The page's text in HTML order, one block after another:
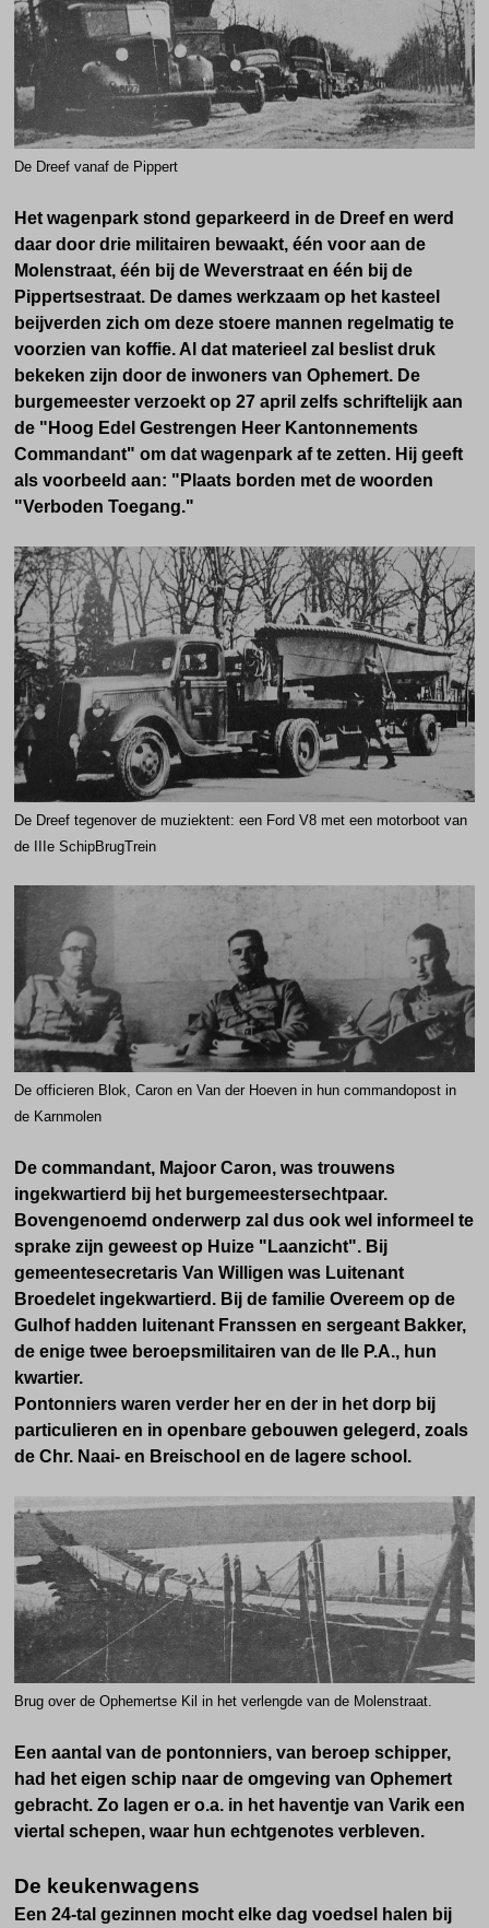
De Dreef vanaf de Pippert
Het wagenpark stond geparkeerd in de Dreef en werd
daar door drie militairen bewaakt, één voor aan de
Molenstraat, één bij de Weverstraat en één bij de
Pippertsestraat. De dames werkzaam op het kasteel
beijverden zich om deze stoere mannen regelmatig te
voorzien van koffie. Al dat materieel zal beslist druk
bekeken zijn door de inwoners van Ophemert. De
burgemeester verzoekt op 27 april zelfs schriftelijk aan
de "Hoog Edel Gestrengen Heer Kantonnements
Commandant" om dat wagenpark af te zetten. Hij geeft
als voorbeeld aan: "Plaats borden met de woorden
"Verboden Toegang."
De Dreef tegenover de muziektent: een Ford V8 met een motorboot van
de IIIe SchipBrugTrein
De officieren Blok, Caron en Van der Hoeven in hun commandopost in
de Karnmolen
De commandant, Majoor Caron, was trouwens
ingekwartierd bij het burgemeestersechtpaar.
Bovengenoemd onderwerp zal dus ook wel informeel te
sprake zijn geweest op Huize "Laanzicht". Bij
gemeentesecretaris Van Willigen was Luitenant
Broedelet ingekwartierd. Bij de familie Overeem op de
Gulhof hadden luitenant Franssen en sergeant Bakker,
de enige twee beroepsmilitairen van de Ile P.A., hun
kwartier.
Pontonniers waren verder her en der in het dorp bij
particulieren en in openbare gebouwen gelegerd, zoals
de Chr. Naai- en Breischool en de lagere school.
Brug over de Ophemertse Kil in het verlengde van de Molenstraat.
Een aantal van de pontonniers, van beroep schipper,
had het eigen schip naar de omgeving van Ophemert
gebracht. Zo lagen er o.a. in het haventje van Varik een
viertal schepen, waar hun echtgenotes verbleven.
De keukenwagens
Een 24-tal gezinnen mocht elke dag voedsel halen bij